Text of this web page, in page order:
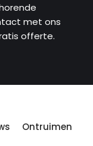
met ons
offerte.
Ontruimen